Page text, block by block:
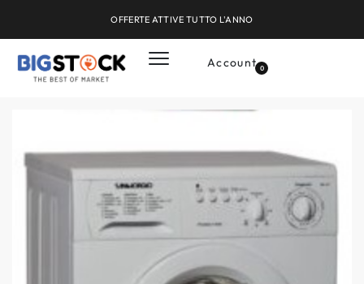
OFFERTE ATTIVE TUTTO L'ANNO
Account 0